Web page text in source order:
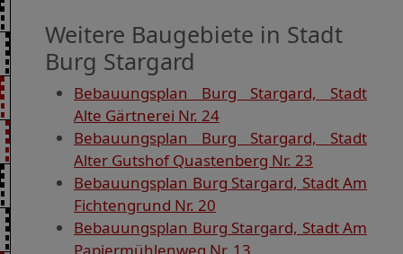
Weitere Baugebiete in Stadt
Burg Stargard
Bebauungsplan Burg Stargard, Stadt
Alte Gärtnerei Nr. 24
Bebauungsplan Burg Stargard, Stadt
Alter Gutshof Quastenberg Nr. 23
Bebauungsplan Burg Stargard, Stadt Am
Fichtengrund Nr. 20
Bebauungsplan Burg Stargard, Stadt Am